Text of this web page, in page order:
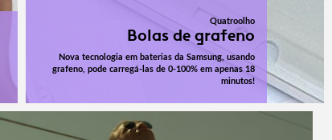
Quatroolho
Bolas de grafeno
Nova tecnologia em baterias da Samsung, usando
grafeno, pode carregá-las de 0-100% em apenas 18
minutos!